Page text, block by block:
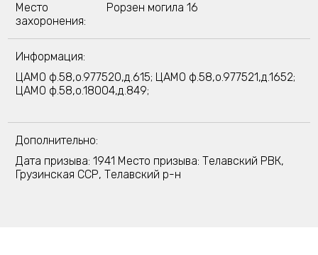
Место
захоронения:
Рорзен могила 16
Информация:
ЦАМО ф.58,о.977520,д.615; ЦАМО ф.58,о.977521,д.1652;
ЦАМО ф.58,о.18004,д.849;
Дополнительно:
Дата призыва: 1941 Место призыва: Телавский РВК,
Грузинская ССР, Телавский р-н